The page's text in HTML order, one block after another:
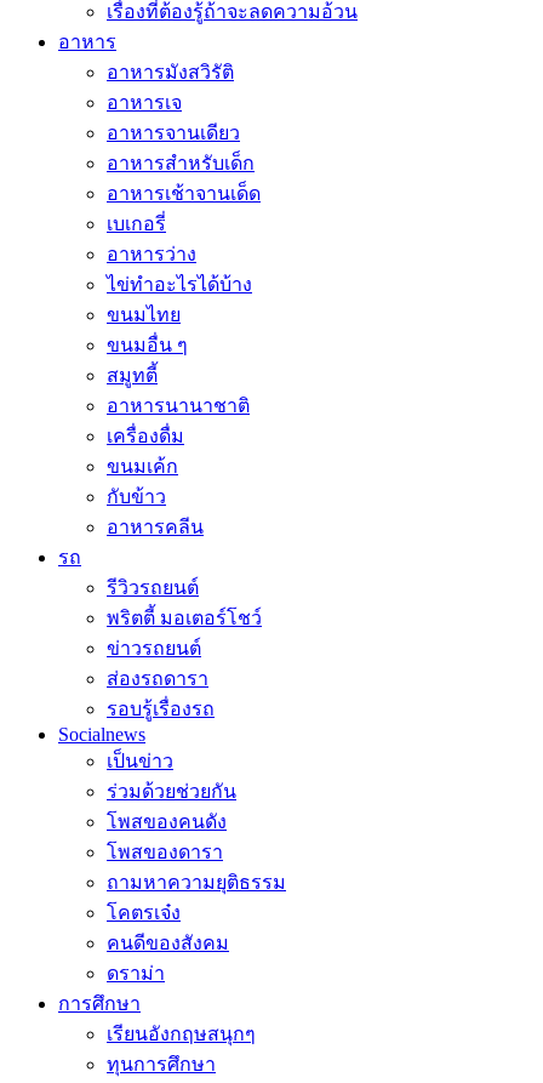
เรื่องที่ต้องรู้ถ้าจะลดความอ้วน
อาหาร
อาหารมังสวิรัติ
อาหารเจ
อาหารจานเดียว
อาหารสำหรับเด็ก
อาหารเช้าจานเด็ด
เบเกอรี่
อาหารว่าง
ไข่ทำอะไรได้บ้าง
ขนมไทย
ขนมอื่น ๆ
สมูทตี้
อาหารนานาชาติ
เครื่องดื่ม
ขนมเค้ก
กับข้าว
อาหารคลีน
รถ
รีวิวรถยนต์
พริตตี้ มอเตอร์โชว์
ข่าวรถยนต์
ส่องรถดารา
รอบรู้เรื่องรถ
Socialnews
เป็นข่าว
ร่วมด้วยช่วยกัน
โพสของคนดัง
โพสของดารา
ถามหาความยุติธรรม
โคตรเจ๋ง
คนดีของสังคม
ดราม่า
การศึกษา
เรียนอังกฤษสนุกๆ
ทุนการศึกษา